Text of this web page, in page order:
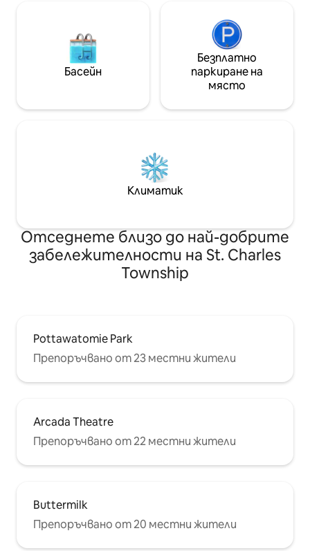
Басейн
Безплатно
паркиране на
място
Климатик
Отседнете близо до най-добрите
забележителности на St. Charles
Township
Pottawatomie Park
Препоръчвано от 23 местни жители
Arcada Theatre
Препоръчвано от 22 местни жители
Buttermilk
Препоръчвано от 20 местни жители